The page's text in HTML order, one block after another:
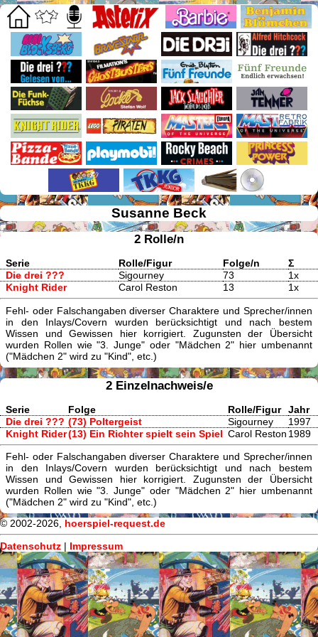
Susanne Beck
2 Rolle/n
Serie Rolle/Figur Folge/n
Σ
Die drei ???
Sigourney 73
1x
Knight Rider
Carol Reston 13 1x
Fehl- oder Falschangaben diverser Charaktere und Sprecher/innen
in den Inlays/Covern wurden berücksichtigt und nach bestem
Wissen und Gewissen hier korrigiert. Zugunsten der Übersicht
wurden Rollen wie "3. Junge" oder "Mädchen 2" hier umbenannt
("Mädchen 2" wird zu "Kind", etc.)
2 Einzelnachweis/e
Serie Folge Rolle/Figur
Jahr
Die drei ??? (73) Poltergeist Sigourney
1997
Knight Rider(13) Ein Richter spielt sein Spiel Carol Reston 1989
Fehl- oder Falschangaben diverser Charaktere und Sprecher/innen
in den Inlays/Covern wurden berücksichtigt und nach bestem
Wissen und Gewissen hier korrigiert. Zugunsten der Übersicht
wurden Rollen wie "3. Junge" oder "Mädchen 2" hier umbenannt
("Mädchen 2" wird zu "Kind", etc.)
© 2002-2026, hoerspiel-request.de
Datenschutz | Impressum